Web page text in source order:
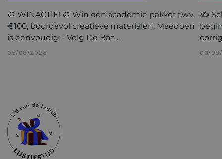
🎨 WINACTIE! 🎨 Win een academie pakket t.w.v.
€100, boordevol creatieve materialen. Meedoen
is eenvoudig: - Volg De Ban...
05/08/2026
✍️
03/